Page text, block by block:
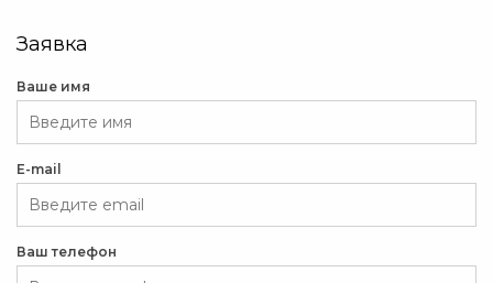
Заявка
Ваше имя
E-mail
Ваш телефон